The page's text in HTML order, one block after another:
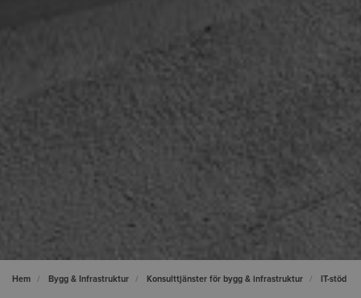
Hem Bygg & Infrastruktur Konsulttjänster för bygg & infrastruktur IT-stöd